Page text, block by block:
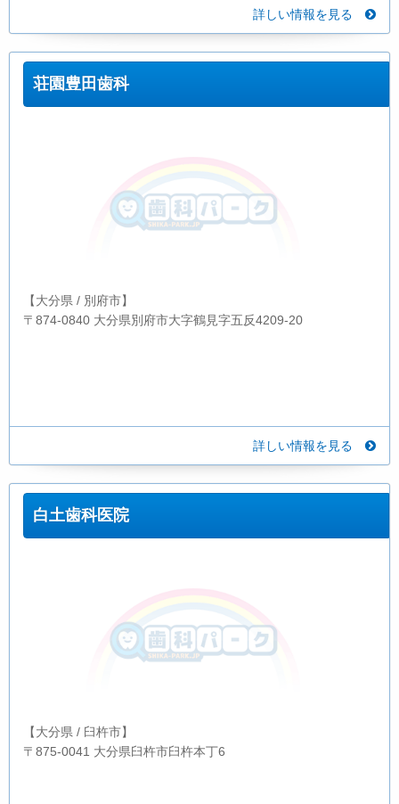
詳しい情報を見る
荘園豊田歯科
【大分県 / 別府市】
〒874-0840 大分県別府市大字鶴見字五反4209-20
詳しい情報を見る
白土歯科医院
【大分県 / 臼杵市】
〒875-0041 大分県臼杵市臼杵本丁6